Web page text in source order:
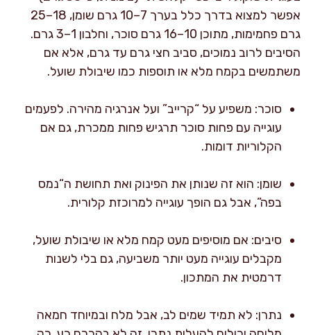
אפשר למצוא בדרך כלל בערך 7–10 גרם שומן, 18–25
גרם פחמימות, מתוכן 10–16 גרם סוכר, וחלבון 1–3 גרם.
הסיבים לרוב נמוכים, סביב חצי גרם עד גרם, אלא אם
משתמשים בקמח מלא או תוספות כמו שיבולת שועל.
סוכר: משפיע על “קרייב” ועל אנרגיה מהירה. לפעמים
עוגייה עם פחות סוכר תרגיש פחות ממכרת, גם אם
הקלוריות דומות.
שומן: הוא זה שנותן את הפינוק ואת תחושת ה“נמס
בפה”, אבל גם הופך עוגייה למרוכזת קלורית.
סיבים: אם מוסיפים מעט קמח מלא או שיבולת שועל,
מקבלים עוגייה מעט יותר משביעה, גם בלי לשנות
דרמטית את המתכון.
נתרן: לא תמיד שמים לב, אבל מלח ובמיוחד חמאה